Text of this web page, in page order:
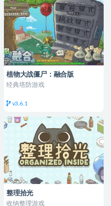
植物大战僵尸：融合版
经典塔防游戏
v3.6.1
整理拾光
收纳整理游戏